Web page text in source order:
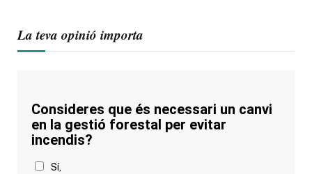
La teva opinió importa
Consideres que és necessari un canvi
en la gestió forestal per evitar
incendis?
Sí,